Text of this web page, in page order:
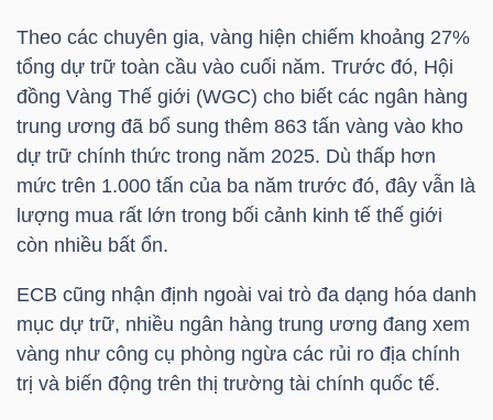
Theo các chuyên gia, vàng hiện chiếm khoảng 27%
tổng dự trữ toàn cầu vào cuối năm. Trước đó, Hội
đồng Vàng Thế giới (WGC) cho biết các ngân hàng
trung ương đã bổ sung thêm 863 tấn vàng vào kho
dự trữ chính thức trong năm 2025. Dù thấp hơn
mức trên 1.000 tấn của ba năm trước đó, đây vẫn là
lượng mua rất lớn trong bối cảnh kinh tế thế giới
còn nhiều bất ổn.
ECB cũng nhận định ngoài vai trò đa dạng hóa danh
mục dự trữ, nhiều ngân hàng trung ương đang xem
vàng như công cụ phòng ngừa các rủi ro địa chính
trị và biến động trên thị trường tài chính quốc tế.
CÔNG
CỤ
ĐẦU
TƯ
TRUY
XUẤT
DỮ
LIỆU